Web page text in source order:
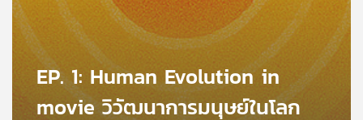
เครือ
ข่าย
วิทยุ
ไทย
พี
บี
เอส
EP. 1: Human Evolution in
movie วิวัฒนาการมนุษย์ในโลก